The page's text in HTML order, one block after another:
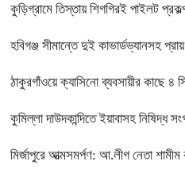
কুড়িগ্রামে তিস্তায় শিগগিরই পাইলট
হবিগঞ্জ সীমান্তে দুই কাভার্ডভ্যানসহ
ঠাকুরগাঁওয়ে ক্যাসিনো ব্যবসায়ীর কাছে ৪
কুমিল্লা দাউদকান্দিতে ইয়াবাসহ নিষিদ্ধ
মির্জাপুরে আত্মসমর্পণ: আ.লীগ নেতা শামীম